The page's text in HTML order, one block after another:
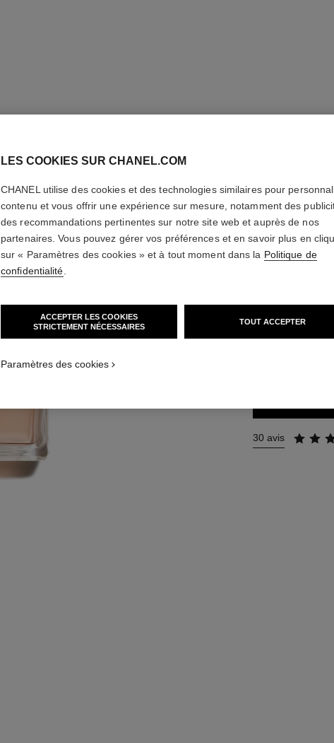
ALLURE
Eau de Parfum
En savoir plus
3 TAILLES
30 avis
LES COOKIES SUR CHANEL.COM
CHANEL utilise des cookies et des technologies similaires pour
contenu et vous offrir une expérience sur mesure, notamment des
des recommandations pertinentes sur notre site web et auprès de nos
partenaires. Vous pouvez gérer vos préférences et en savoir plus en
sur « Paramètres des cookies » et à tout moment dans la Politique de
confidentialité
ACCEPTER LES COOKIES
STRICTEMENT NÉCESSAIRES
TOUT ACCEPTER
Paramètres des cookies